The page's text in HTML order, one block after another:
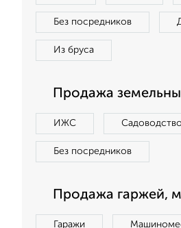
Без посредников
Из бруса
Продажа
ИЖС Садоводство
Без посредников
Продажа гаржей,
Гаражи